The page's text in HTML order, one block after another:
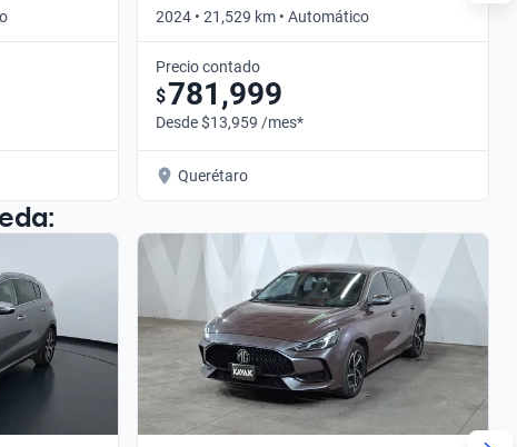
2024 • 21,529 km • Automático
Precio contado
$781,999
Desde $13,959 /mes*
Querétaro